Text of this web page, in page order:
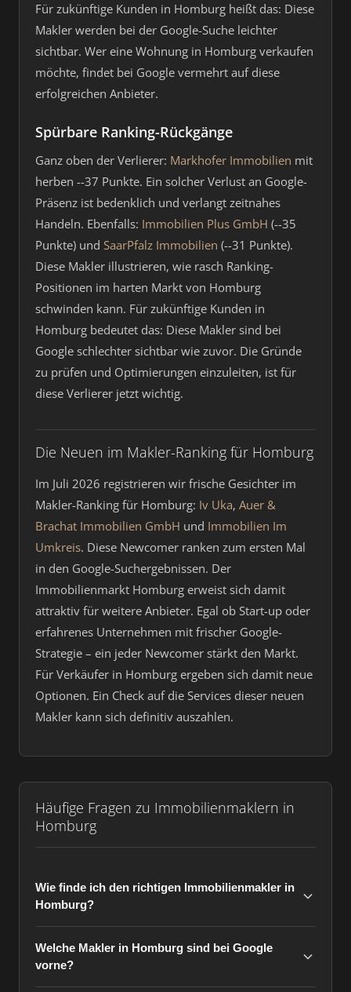
Für zukünftige Kunden in Homburg heißt das: Diese
Makler werden bei der Google-Suche leichter
sichtbar. Wer eine Wohnung in Homburg verkaufen
möchte, findet bei Google vermehrt auf diese
erfolgreichen Anbieter.
Spürbare Ranking-Rückgänge
Ganz oben der Verlierer: Markhofer Immobilien mit
herben --37 Punkte. Ein solcher Verlust an Google-
Präsenz ist bedenklich und verlangt zeitnahes
Handeln. Ebenfalls: Immobilien Plus GmbH (--35
Punkte) und SaarPfalz Immobilien (--31 Punkte).
Diese Makler illustrieren, wie rasch Ranking-
Positionen im harten Markt von Homburg
schwinden kann. Für zukünftige Kunden in
Homburg bedeutet das: Diese Makler sind bei
Google schlechter sichtbar wie zuvor. Die Gründe
zu prüfen und Optimierungen einzuleiten, ist für
diese Verlierer jetzt wichtig.
Die Neuen im Makler-Ranking für Homburg
Im Juli 2026 registrieren wir frische Gesichter im
Makler-Ranking für Homburg: Iv Uka, Auer &
Brachat Immobilien GmbH und Immobilien Im
Umkreis. Diese Newcomer ranken zum ersten Mal
in den Google-Suchergebnissen. Der
Immobilienmarkt Homburg erweist sich damit
attraktiv für weitere Anbieter. Egal ob Start-up oder
erfahrenes Unternehmen mit frischer Google-
Strategie – ein jeder Newcomer stärkt den Markt.
Für Verkäufer in Homburg ergeben sich damit neue
Optionen. Ein Check auf die Services dieser neuen
Makler kann sich definitiv auszahlen.
Häufige Fragen zu Immobilienmaklern in
Homburg
Wie finde ich den richtigen Immobilienmakler in
Homburg?
Welche Makler in Homburg sind bei Google
vorne?